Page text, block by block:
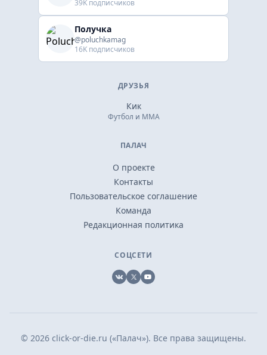
39K подписчиков
Получка
@poluchkamag
16K подписчиков
ДРУЗЬЯ
Кик
Футбол и ММА
ПАЛАЧ
О проекте
Контакты
Пользовательское соглашение
Команда
Редакционная политика
СОЦСЕТИ
VK X YouTube
© 2026 click-or-die.ru («Палач»). Все права защищены.